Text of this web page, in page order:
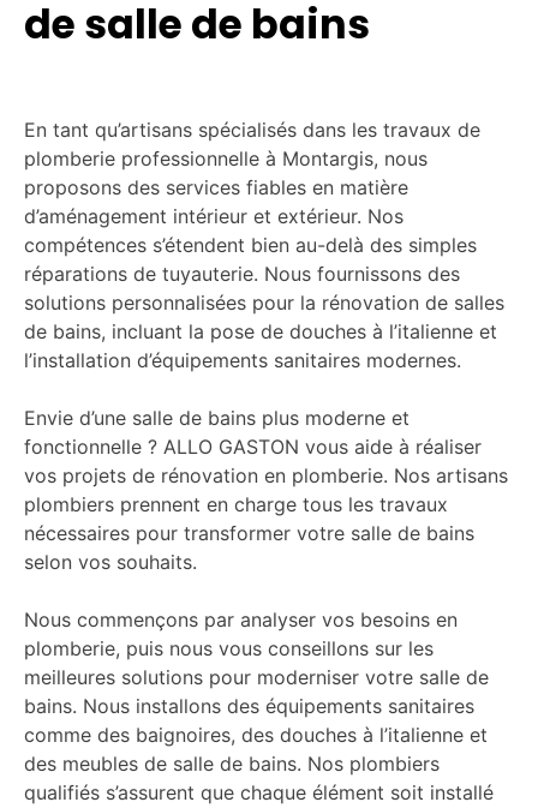
de salle de bains
En tant qu’artisans spécialisés dans les travaux de
plomberie professionnelle à Montargis, nous
proposons des services fiables en matière
d’aménagement intérieur et extérieur. Nos
compétences s’étendent bien au-delà des simples
réparations de tuyauterie. Nous fournissons des
solutions personnalisées pour la rénovation de salles
de bains, incluant la pose de douches à l’italienne et
l’installation d’équipements sanitaires modernes.
Envie d’une salle de bains plus moderne et
fonctionnelle ? ALLO GASTON vous aide à réaliser
vos projets de rénovation en plomberie. Nos artisans
plombiers prennent en charge tous les travaux
nécessaires pour transformer votre salle de bains
selon vos souhaits.
Nous commençons par analyser vos besoins en
plomberie, puis nous vous conseillons sur les
meilleures solutions pour moderniser votre salle de
bains. Nous installons des équipements sanitaires
comme des baignoires, des douches à l’italienne et
des meubles de salle de bains. Nos plombiers
qualifiés s’assurent que chaque élément soit installé